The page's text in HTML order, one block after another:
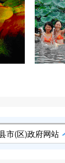
市(区)政府网站